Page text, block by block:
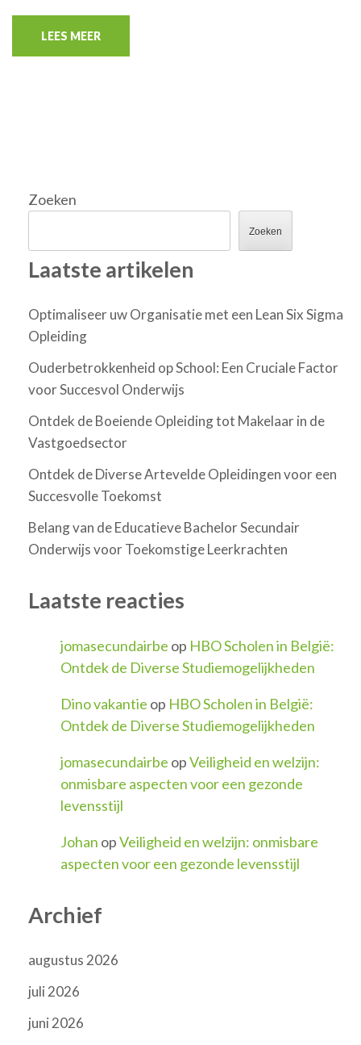
LEES MEER
Zoeken
Zoeken
Laatste artikelen
Optimaliseer uw Organisatie met een Lean Six Sigma
Opleiding
Ouderbetrokkenheid op School: Een Cruciale Factor
voor Succesvol Onderwijs
Ontdek de Boeiende Opleiding tot Makelaar in de
Vastgoedsector
Ontdek de Diverse Artevelde Opleidingen voor een
Succesvolle Toekomst
Belang van de Educatieve Bachelor Secundair
Onderwijs voor Toekomstige Leerkrachten
Laatste reacties
jomasecundairbe op HBO Scholen in België:
Ontdek de Diverse Studiemogelijkheden
Dino vakantie op HBO Scholen in België:
Ontdek de Diverse Studiemogelijkheden
jomasecundairbe opVeiligheid en welzijn:
onmisbare aspecten voor een gezonde
levensstijl
Johan opVeiligheid en welzijn: onmisbare
aspecten voor een gezonde levensstijl
Archief
augustus 2026
juli 2026
juni 2026